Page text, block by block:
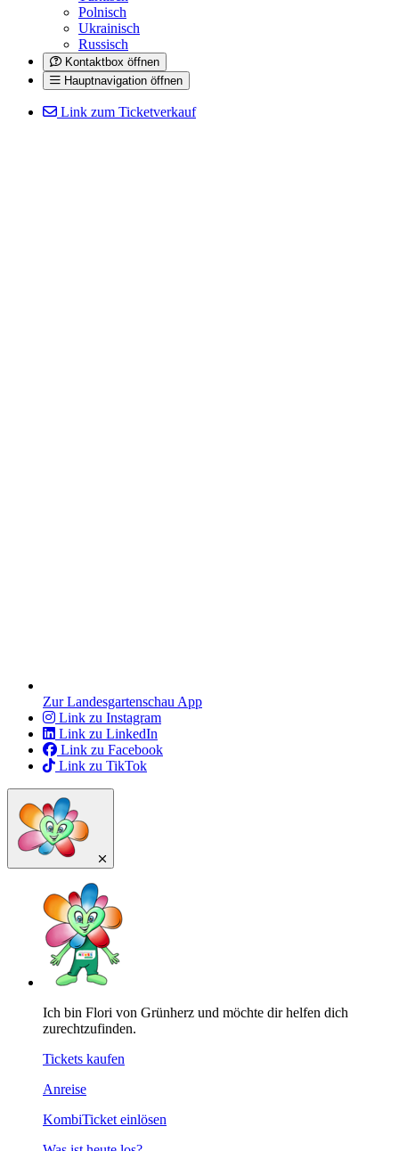
Polnisch
Ukrainisch
Russisch
Kontaktbox öffnen
Hauptnavigation öffnen
Link zum Ticketverkauf
Zur Landesgartenschau App
Link zu Instagram
Link zu LinkedIn
Link zu Facebook
Link zu TikTok
Ich bin Flori von Grünherz und möchte dir helfen dich
zurechtzufinden.
Tickets kaufen
Anreise
KombiTicket einlösen